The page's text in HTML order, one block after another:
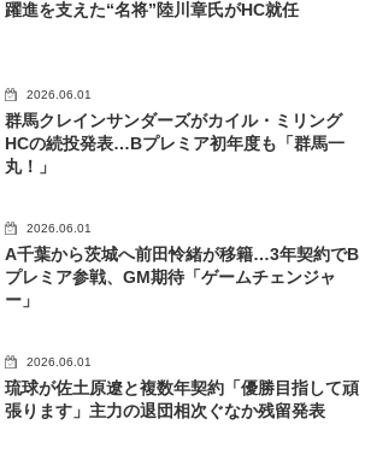
躍進を支えた“名将”陸川章氏がHC就任
2026.06.01
群馬クレインサンダーズがカイル・ミリング
HCの続投発表…Bプレミア初年度も「群馬一
丸！」
2026.06.01
A千葉から茨城へ前田怜緒が移籍…3年契約でB
プレミア参戦、GM期待「ゲームチェンジャ
ー」
2026.06.01
琉球が佐土原遼と複数年契約「優勝目指して頑
張ります」主力の退団相次ぐなか残留発表